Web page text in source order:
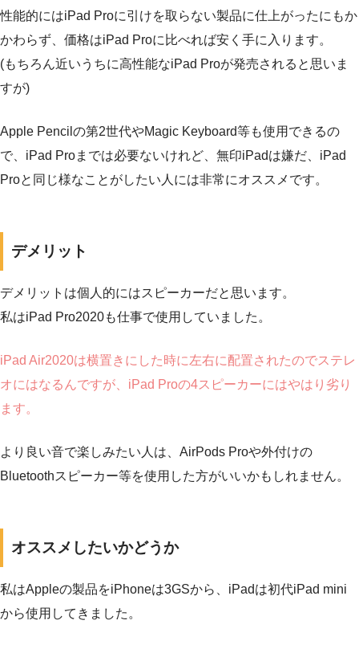
性能的にはiPad Proに引けを取らない製品に仕上がったにもか
かわらず、価格はiPad Proに比べれば安く手に入ります。
(もちろん近いうちに高性能なiPad Proが発売されると思いま
すが)
Apple Pencilの第2世代やMagic Keyboard等も使用できるの
で、iPad Proまでは必要ないけれど、無印iPadは嫌だ、iPad
Proと同じ様なことがしたい人には非常にオススメです。
デメリット
デメリットは個人的にはスピーカーだと思います。
私はiPad Pro2020も仕事で使用していました。
iPad Air2020は横置きにした時に左右に配置されたのでステレ
オにはなるんですが、iPad Proの4スピーカーにはやはり劣り
ます。
より良い音で楽しみたい人は、AirPods Proや外付けの
Bluetoothスピーカー等を使用した方がいいかもしれません。
オススメしたいかどうか
私はAppleの製品をiPhoneは3GSから、iPadは初代iPad mini
から使用してきました。